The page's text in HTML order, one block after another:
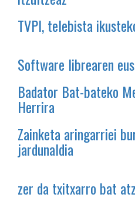
TVPI, telebista
Software librearen
Badator Bat-bateko
Herrira
Zainketa aringarriei
jardunaldia
zer da txitxarro bat